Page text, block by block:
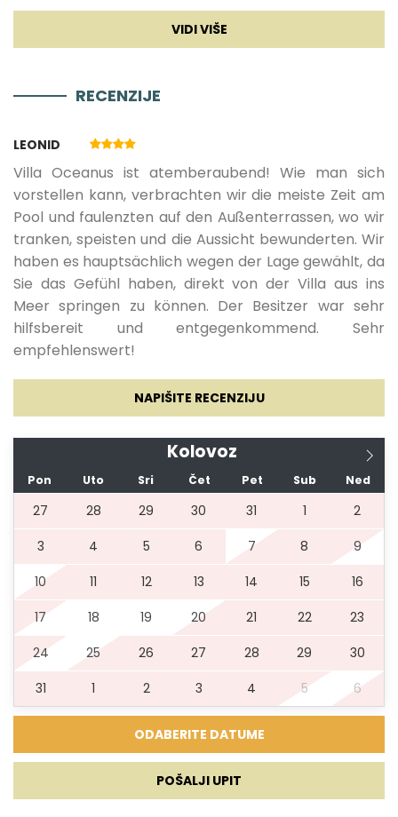
Aparat za kavu
Posuđe
Hranilica
Hladnjak za vino
Mikser
Blender
Dnevna soba
Smart TV
Zabava
Najam broda
Privatni brod
: dostupan na upit - 80,00 € po
Ručnici za plažu
RECENZIJE
LEONID
Villa Oceanus ist atemberaubend! Wie man sich
vorstellen kann, verbrachten wir die meiste Zeit am
Pool und faulenzten auf den Außenterrassen, wo wir
tranken, speisten und die Aussicht bewunderten. Wir
haben es hauptsächlich wegen der Lage gewählt, da
Sie das Gefühl haben, direkt von der Villa aus ins
Meer springen zu können. Der Besitzer war sehr
hilfsbereit und entgegenkommend. Sehr
empfehlenswert!
NAPIŠITE RECENZIJU
Kolovoz
Pon Uto Sri Čet Pet Sub Ned
27 28 29 30 31 1
2
3
4 5 6 7 8
9
10
11 12 13 14 15
16
17
18 19 20 21 22
23
24
25 26 27 28 29
30
31
1 2 3 4 5 6
POŠALJI UPIT